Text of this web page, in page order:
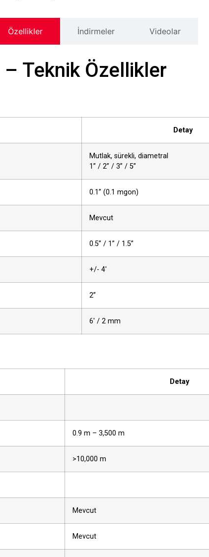
Özellikler İndirmeler Videolar
Teknik Özellikler
Detay
Mutlak, sürekli, diametral
1” / 2” / 3” / 5”
0.1” (0.1 mgon)
Mevcut
0.5” / 1” / 1.5”
+/- 4′
2”
6′ / 2 mm
Detay
0.9 m – 3,500 m
>10,000 m
Mevcut
Mevcut